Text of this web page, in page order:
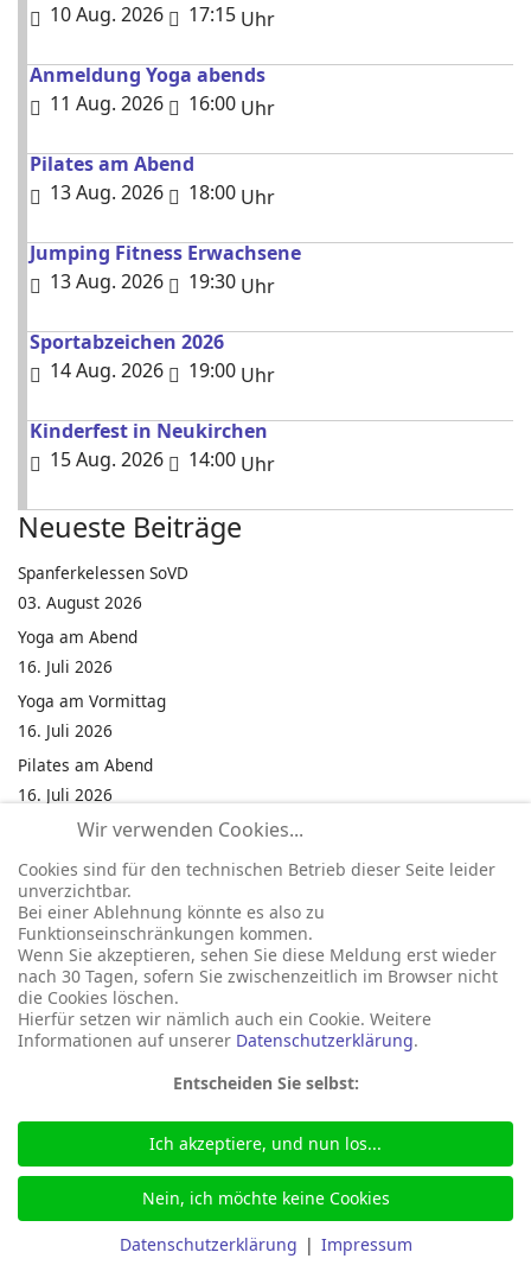
10 Aug. 2026
17:15 Uhr
Anmeldung Yoga abends
11 Aug. 2026
16:00 Uhr
Pilates am Abend
13 Aug. 2026
18:00 Uhr
Jumping Fitness Erwachsene
13 Aug. 2026
19:30 Uhr
Sportabzeichen 2026
14 Aug. 2026
19:00 Uhr
Kinderfest in Neukirchen
15 Aug. 2026
14:00 Uhr
Neueste Beiträge
Spanferkelessen SoVD
03. August 2026
Yoga am Abend
16. Juli 2026
Yoga am Vormittag
16. Juli 2026
Pilates am Abend
16. Juli 2026
Jumping Fitness Intervall
16. Juli 2026
Jumping Fitness Erwachsene
16. Juli 2026
Kinderfest in Neukirchen
16. Juli 2026
© 2026 Gemeinde Neukirchen
Seite betreut durch: marka-it.net
+49 46 64 488 bgm@neukirchen-nordfriesland.de
Wir verwenden Cookies...
Cookies sind für den technischen Betrieb dieser Seite leider
unverzichtbar.
Bei einer Ablehnung könnte es also zu
Funktionseinschränkungen kommen.
Wenn Sie akzeptieren, sehen Sie diese Meldung erst wieder
nach 30 Tagen, sofern Sie zwischenzeitlich im Browser nicht
die Cookies löschen.
Hierfür setzen wir nämlich auch ein Cookie. Weitere
Informationen auf unserer Datenschutzerklärung.
Entscheiden Sie selbst:
Ich akzeptiere, und nun los...
Nein, ich möchte keine Cookies
Datenschutzerklärung | Impressum